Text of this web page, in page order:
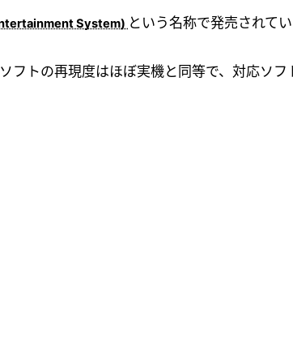
という名称で発売されてい
ソフトの再現度はほぼ実機と同等で、対応ソ